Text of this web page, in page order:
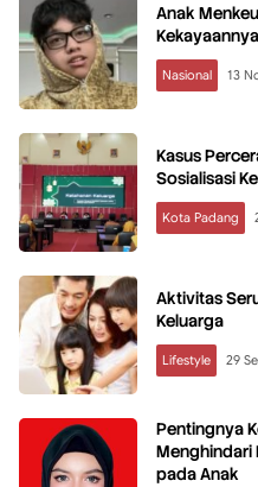
Anak
Nasional 13
Kasus
Sosialisasi
Kota Padang
Aktivitas
Keluarga
Lifestyle 29
Pentingnya
Menghindari
pada Anak